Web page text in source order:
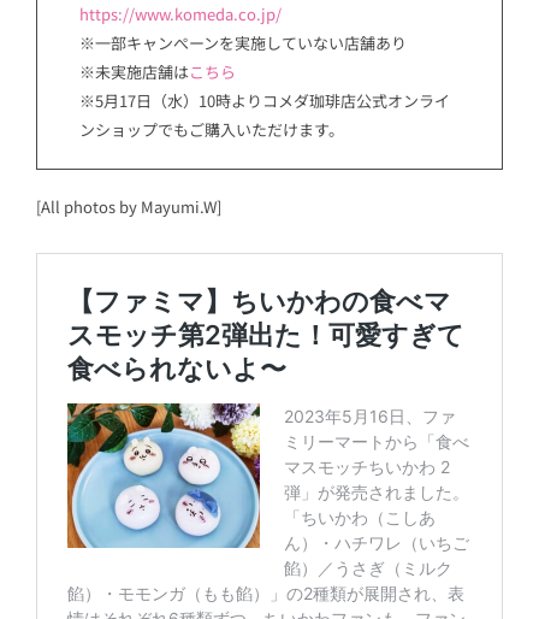
https://www.komeda.co.jp/
※一部キャンぺーンを実施していない店舗あり
※未実施店舗はこちら
※5月17日（水）10時よりコメダ珈琲店公式オンライ
ンショップでもご購入いただけます。
[All photos by Mayumi.W]